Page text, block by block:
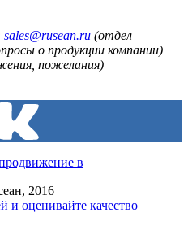
sales@rusean.ru (отдел
о продукции компании)
пожелания)
в
2016